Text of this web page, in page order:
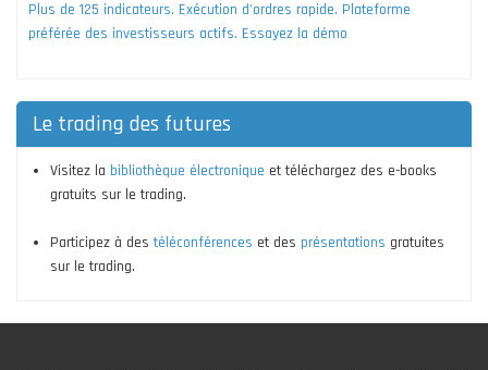
Plus de 125 indicateurs. Exécution d'ordres rapide. Plateforme
préférée des investisseurs actifs. Essayez la démo
Le trading des futures
Visitez la bibliothèque électronique et téléchargez des e-books
gratuits sur le trading.
Participez à destéléconférences et des présentations gratuites
sur le trading.